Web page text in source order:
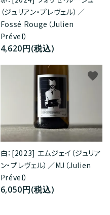
（ジュリアン・プレヴェル）／
Fossé Rouge（Julien
Prével）
4,620円(税込)
白：[2023] エムジェイ（ジュリア
ン・プレヴェル）／MJ（Julien
Prével）
6,050円(税込)
favorite